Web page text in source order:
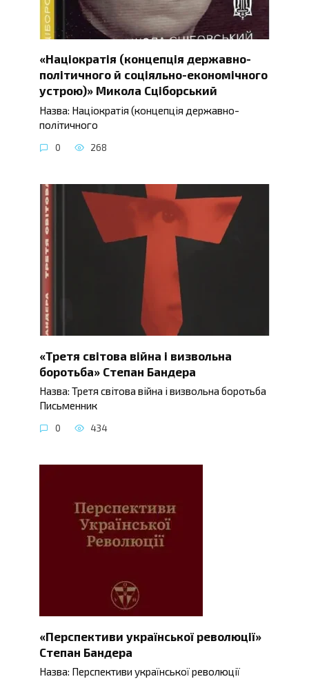
«Націократія (концепція державно-
політичного й соціяльно-економічного
устрою)» Микола Сціборський
Назва: Націократія (концепція державно-
політичного
0 268
«Третя світова війна і визвольна
боротьба» Степан Бандера
Назва: Третя світова війна і визвольна боротьба
Письменник
0 434
«Перспективи української революції»
Степан Бандера
Назва: Перспективи української революції